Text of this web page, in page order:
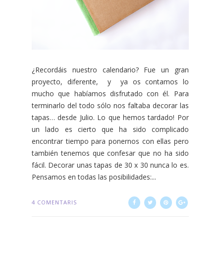
¿Recordáis nuestro calendario? Fue un gran
proyecto, diferente, y ya os contamos lo
mucho que habíamos disfrutado con él. Para
terminarlo del todo sólo nos faltaba decorar las
tapas… desde Julio. Lo que hemos tardado! Por
un lado es cierto que ha sido complicado
encontrar tiempo para ponernos con ellas pero
también tenemos que confesar que no ha sido
fácil. Decorar unas tapas de 30 x 30 nunca lo es.
Pensamos en todas las posibilidades:...
4 COMENTARIS